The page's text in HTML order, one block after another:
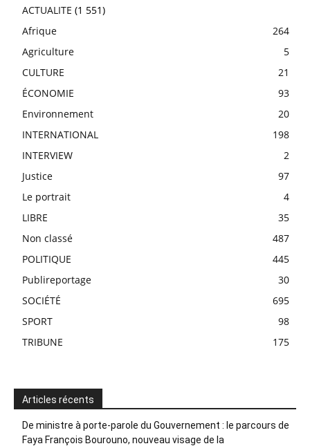
ACTUALITE (1 551)
Afrique
264
Agriculture
5
CULTURE
21
ÉCONOMIE
93
Environnement
20
INTERNATIONAL
198
INTERVIEW
2
Justice
97
Le portrait
4
LIBRE
35
Non classé
487
POLITIQUE
445
Publireportage
30
SOCIÉTÉ
695
SPORT
98
TRIBUNE
175
Articles récents
De ministre à porte-parole du Gouvernement : le parcours de
Faya François Bourouno, nouveau visage de la